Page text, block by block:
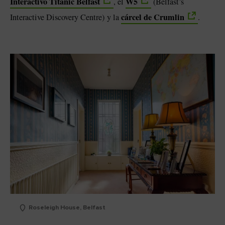
Interactive Discovery Centre) y lacárcel de Crumlin .
Roseleigh House, Belfast